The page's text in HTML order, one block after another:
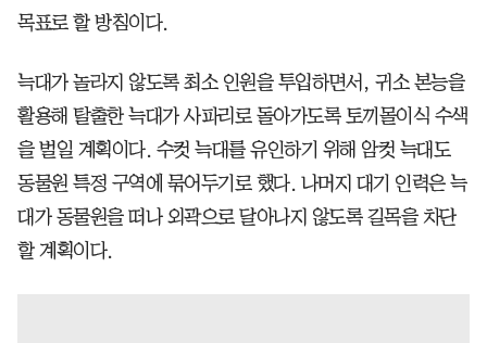
목표로 할 방침이다.
늑대가 놀라지 않도록 최소 인원을 투입하면서, 귀소 본능을
활용해 탈출한 늑대가 사파리로 돌아가도록 토끼몰이식 수색
을 벌일 계획이다. 수컷 늑대를 유인하기 위해 암컷 늑대도
동물원 특정 구역에 묶어두기로 했다. 나머지 대기 인력은 늑
대가 동물원을 떠나 외곽으로 달아나지 않도록 길목을 차단
할 계획이다.